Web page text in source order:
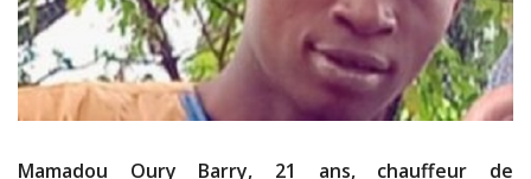
Mamadou Oury Barry, 21 ans, chauffeur de